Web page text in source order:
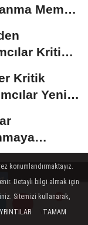
Yorumlar
Yorumlar
Meme
Kritik
Kritik
Yeni
İlkeleri
konumlandırmaktayız.
Detaylı bilgi almak için
Sitemizi kullanarak,
TAMAM